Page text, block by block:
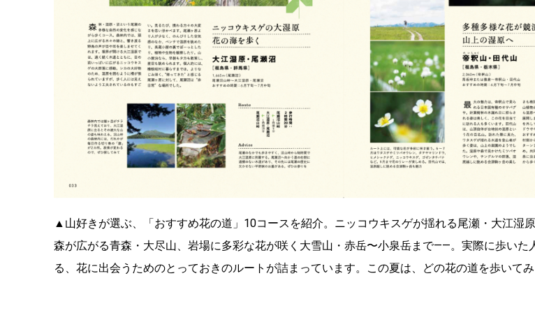
▲山好きが選ぶ、「おすすめ花の道」10コースを紹介。ニッコウキスゲが揺れる尾瀬・大江湿
森が広がる青森・大尽山、岩場に多彩な花が咲く大雪山・赤岳〜小泉岳まで――。実際に歩いた
る、花に出会うためのとっておきのルートが詰まっています。この夏は、どの花の道を歩いてみ